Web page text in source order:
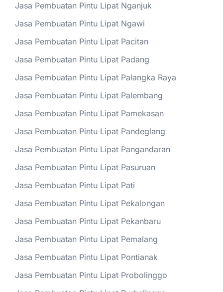
Jasa Pembuatan Pintu Lipat Nganjuk
Jasa Pembuatan Pintu Lipat Ngawi
Jasa Pembuatan Pintu Lipat Pacitan
Jasa Pembuatan Pintu Lipat Padang
Jasa Pembuatan Pintu Lipat Palangka Raya
Jasa Pembuatan Pintu Lipat Palembang
Jasa Pembuatan Pintu Lipat Pamekasan
Jasa Pembuatan Pintu Lipat Pandeglang
Jasa Pembuatan Pintu Lipat Pangandaran
Jasa Pembuatan Pintu Lipat Pasuruan
Jasa Pembuatan Pintu Lipat Pati
Jasa Pembuatan Pintu Lipat Pekalongan
Jasa Pembuatan Pintu Lipat Pekanbaru
Jasa Pembuatan Pintu Lipat Pemalang
Jasa Pembuatan Pintu Lipat Pontianak
Jasa Pembuatan Pintu Lipat Probolinggo